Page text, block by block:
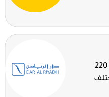
شركة دار الرياض توفر أكثر من 220
بمختلف